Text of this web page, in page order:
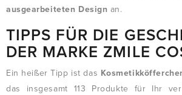
ausgearbeiteten Design an.
TIPPS FÜR DIE
DER MARKE ZMILE
Ein heißer Tipp ist das
das insgesamt 113 Produkte für Ihr